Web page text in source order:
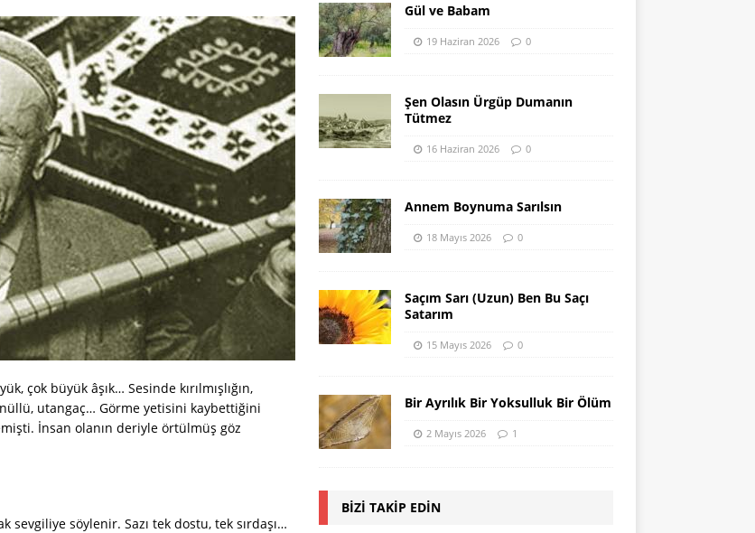
çok büyük âşık… Sesinde kırılmışlığın,
utangaç… Görme yetisini kaybettiğini
İnsan olanın deriyle örtülmüş göz
sevgiliye söylenir. Sazı tek dostu, tek sırdaşı…
Gül ve Babam
19 Haziran 2026 0
Şen Olasın Ürgüp Dumanın
Tütmez
16 Haziran 2026 0
Annem Boynuma Sarılsın
18 Mayıs 2026 0
Saçım Sarı (Uzun) Ben Bu Saçı
Satarım
15 Mayıs 2026 0
Bir Ayrılık Bir Yoksulluk Bir Ölüm
2 Mayıs 2026 1
BIZI TAKIP EDIN